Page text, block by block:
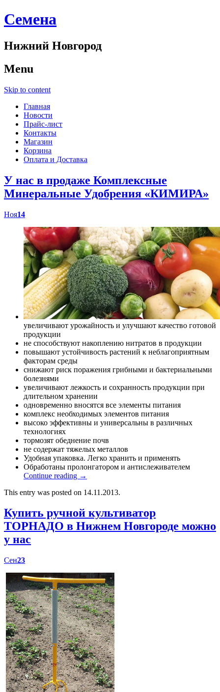
Cемена
Нижний Новгород
Menu
Skip to content
Главная
Новости
Прайс-лист
Контакты
Магазин
Корзина
Оплата и Доставка
У нас в продаже Комплексные
Минеральные Удобрения «КИМИРА»
Ноя14
увеличивают урожайность и улучшают качество готовой
продукции
не способствуют накоплению нитратов в продукции
повышают устойчивость растений к неблагоприятным
факторам среды
снижают риск поражения грибными и бактериальными
болезнями
увеличивают лежкость и сохранность продукции при
длительном хранении
одновременно вносятся все элементы питания
комплекс необходимых элементов питания
высоко эффективны и универсальны в различных
технологиях
тормозят обеднение почв
не содержат тяжелых металлов
Удобная упаковка. Легко хранить и применять
Обработаны пролонгатором и антислеживателем
Continue reading →
This entry was posted on 14.11.2013.
Купить ручной культиватор
ТОРНАДО в Нижнем Новгороде можно
у нас
Сен23